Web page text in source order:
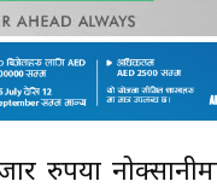
रुपैंया